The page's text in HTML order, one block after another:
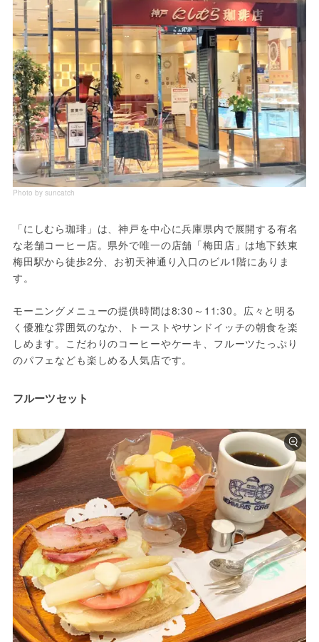
Photo by suncatch
「にしむら珈琲」は、神戸を中心に兵庫県内で展開する有名
な老舗コーヒー店。県外で唯一の店舗「梅田店」は地下鉄東
梅田駅から徒歩2分、お初天神通り入口のビル1階にありま
す。
モーニングメニューの提供時間は8:30～11:30。広々と明る
く優雅な雰囲気のなか、トーストやサンドイッチの朝食を楽
しめます。こだわりのコーヒーやケーキ、フルーツたっぷり
のパフェなども楽しめる人気店です。
フルーツセット